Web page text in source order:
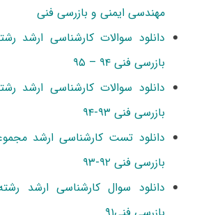
مهندسی ایمنی و بازرسی فنی
دانلود سوالات کارشناسی ارشد
بازرسی فنی ۹۴ – ۹۵
دانلود سوالات کارشناسی ارشد
بازرسی فنی ۹۳-۹۴
دانلود تست کارشناسی ارشد
بازرسی فنی ۹۲-۹۳
دانلود سوال کارشناسی ارشد